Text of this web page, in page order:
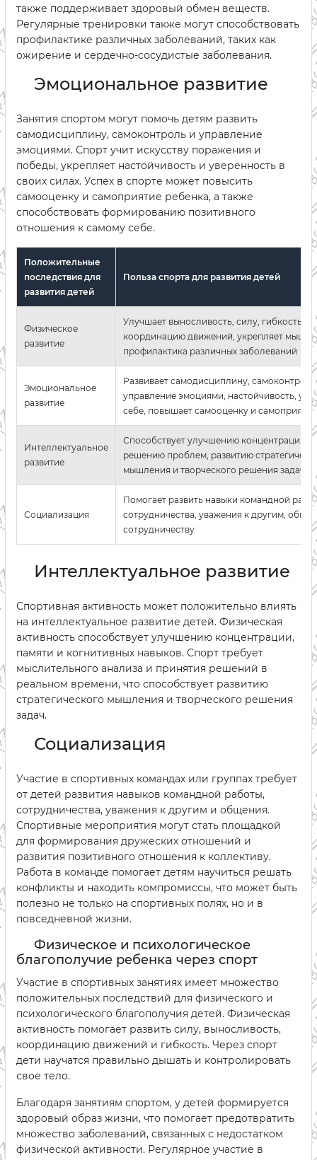
также поддерживает здоровый обмен веществ.
Регулярные тренировки также могут способствовать
профилактике различных заболеваний, таких как
ожирение и сердечно-сосудистые заболевания.
Эмоциональное развитие
Занятия спортом могут помочь детям развить
самодисциплину, самоконтроль и управление
эмоциями. Спорт учит искусству поражения и
победы, укрепляет настойчивость и уверенность в
своих силах. Успех в спорте может повысить
самооценку и самоприятие ребенка, а также
способствовать формированию позитивного
отношения к самому себе.
Положительные
последствия для
развития детей
Польза спорта для развития детей
Физическое
развитие
Улучшает выносливость, силу, гибкость и
координацию движений, укрепляет мышцы
профилактика различных заболеваний
Эмоциональное
развитие
Развивает самодисциплину,
управление эмоциями, настойчивость,
себе, повышает самооценку и самоприятие
Интеллектуальное
развитие
Способствует улучшению концентрации,
решению проблем, развитию
мышления и творческого решения задач
Социализация
Помогает развить навыки командной
сотрудничества, уважения к другим,
сотрудничеству
Интеллектуальное развитие
Спортивная активность может положительно влиять
на интеллектуальное развитие детей. Физическая
активность способствует улучшению концентрации,
памяти и когнитивных навыков. Спорт требует
мыслительного анализа и принятия решений в
реальном времени, что способствует развитию
стратегического мышления и творческого решения
задач.
Социализация
Участие в спортивных командах или группах требует
от детей развития навыков командной работы,
сотрудничества, уважения к другим и общения.
Спортивные мероприятия могут стать площадкой
для формирования дружеских отношений и
развития позитивного отношения к коллективу.
Работа в команде помогает детям научиться решать
конфликты и находить компромиссы, что может быть
полезно не только на спортивных полях, но и в
повседневной жизни.
Физическое и психологическое
благополучие ребенка через спорт
Участие в спортивных занятиях имеет множество
положительных последствий для физического и
психологического благополучия детей. Физическая
активность помогает развить силу, выносливость,
координацию движений и гибкость. Через спорт
дети научатся правильно дышать и контролировать
свое тело.
Благодаря занятиям спортом, у детей формируется
здоровый образ жизни, что помогает предотвратить
множество заболеваний, связанных с недостатком
физической активности. Регулярное участие в